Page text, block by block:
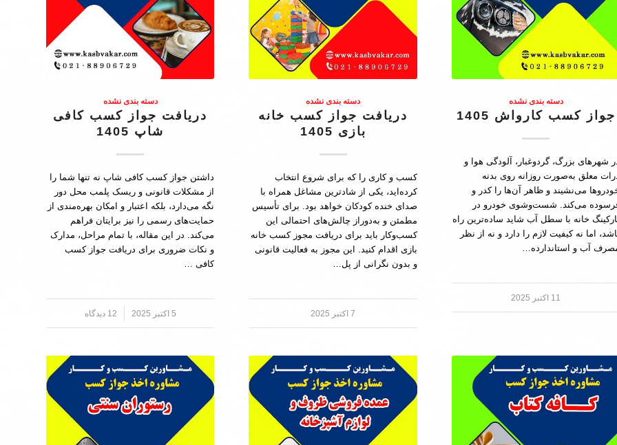
دسته بندی نشده
جواز کسب کارواش 1405
شهرهای بزرگ، گردوغبار، آلودگی هوا و
معلق به‌صورت روزانه روی بدنه
می‌نشیند و ظاهر آن‌ها را کدر و
می‌کند. شست‌وشوی خودرو در
خانه با سطل آب شاید ساده‌ترین راه
اما نه کیفیت لازم را دارد و نه از نظر
آب و استاندارده…
11 اکتبر 2025
دسته بندی نشده
دریافت جواز کسب خانه
بازی 1405
کسب و کاری را که برای شروع انتخاب
کرده‌اید، یکی از شادترین مشاغل همراه با
صدای خنده کودکان خواهد بود. برای تأسیس
مطمئن و به‌دوراز چالش‌های احتمالی این
کسب‌وکار باید برای دریافت مجوز کسب خانه
بازی اقدام کنید. این مجوز به فعالیت قانونی
و بدون نگرانی از پل…
7 اکتبر 2025
دسته بندی نشده
دریافت جواز کسب کافی
شاپ 1405
داشتن جواز کسب کافی شاپ نه تنها شما را
از مشکلات قانونی و ریسک پلمب محل دور
نگه می‌دارد، بلکه اعتبار و امکان بهره‌مندی از
حمایت‌های رسمی را نیز برایتان فراهم
می‌کند. در این مقاله، با تمام مراحل، مدارک
و نکات ضروری برای دریافت جواز کسب
کافی …
5 اکتبر 2025 / 12 دیدگاه